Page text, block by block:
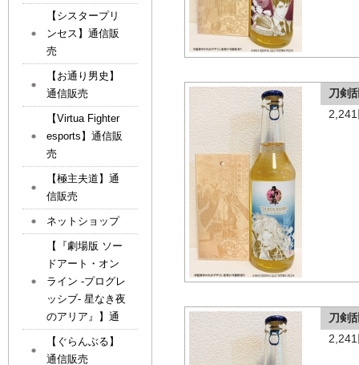
刀剣
刀剣
【シスタープリ
ンセス】通信販
売
【お通り男史】
通信販売
【Virtua Fighter
esports】通信販
売
【極主夫道】通
信販売
ネットショップ
【『劇場版 ソー
ドアート・オン
ライン -プログレ
ッシブ- 星なき夜
のアリア』】通
【ぐらんぶる】
通信販売